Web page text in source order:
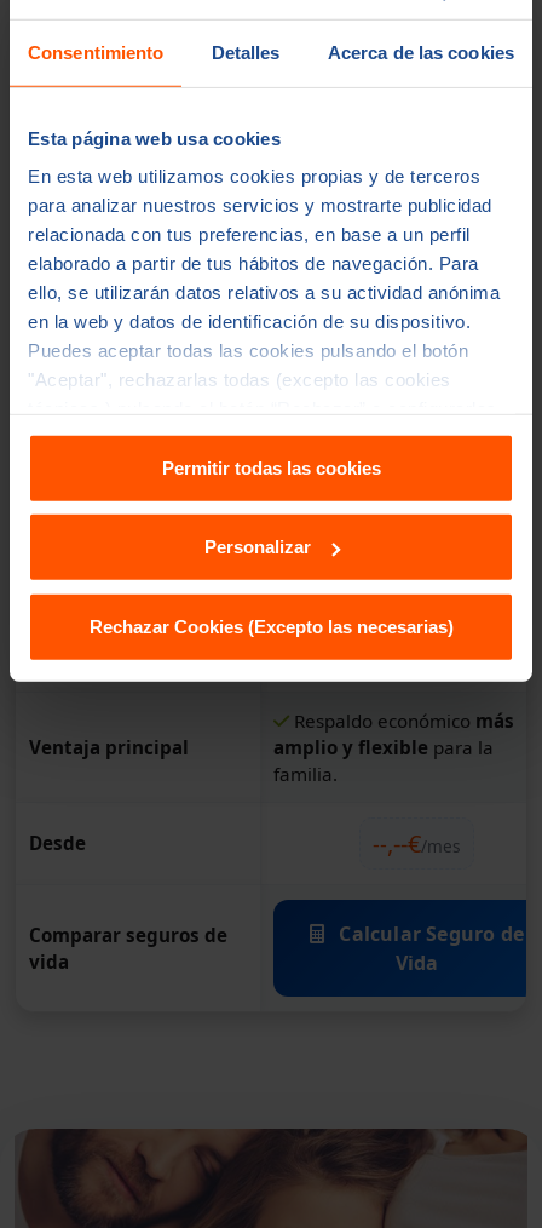
Consentimiento Detalles Acerca de las cookies
Esta página web usa cookies
En esta web utilizamos cookies propias y de terceros
para analizar nuestros servicios y mostrarte publicidad
relacionada con tus preferencias, en base a un perfil
elaborado a partir de tus hábitos de navegación. Para
ello, se utilizarán datos relativos a su actividad anónima
en la web y datos de identificación de su dispositivo.
Puedes aceptar todas las cookies pulsando el botón
"Aceptar", rechazarlas todas (excepto las cookies
en "Personalizar". Para más información accede a
política de cookiesy política de privacidad
Permitir todas las cookies
Personalizar
Rechazar Cookies (Excepto las necesarias)
Doble capital por
Beneficiarios
Familiares o personas
designadas por el asegurado.
Alta
Permite adaptar
capitales, actualizar
de la hipoteca.
Duración
Renovable anualmente
Enfoque ideal
Familias que buscan
financiera, protegiendo a sus
seres queridos.
Ventaja principal
Respaldo económico más
amplio y flexible para la
familia.
Desde --,--€/mes
Comparar seguros de
vida
Calcular Seguro de
Vida